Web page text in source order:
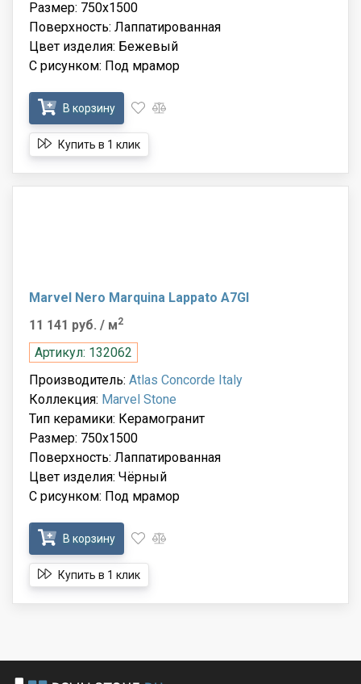
Размер: 750x1500
Поверхность: Лаппатированная
Цвет изделия: Бежевый
С рисунком: Под мрамор
В корзину
Купить в 1 клик
Marvel Nero Marquina Lappato A7GI
11 141 руб. / м2
Артикул: 132062
Производитель: Atlas Concorde Italy
Коллекция: Marvel Stone
Тип керамики: Керамогранит
Размер: 750x1500
Поверхность: Лаппатированная
Цвет изделия: Чёрный
С рисунком: Под мрамор
В корзину
Купить в 1 клик